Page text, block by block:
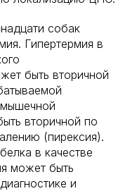
собак
Гипертермия в
быть вторичной
вторичной по
(пирексия).
в качестве
может быть
и